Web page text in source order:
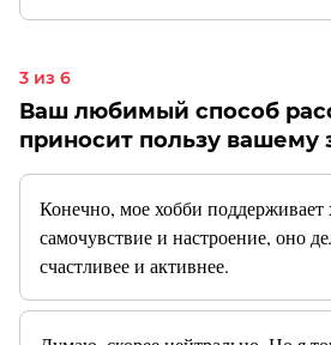
3 из 6
Ваш любимый способ
приносит пользу вашему
Конечно, мое хобби поддерживает
самочувствие и настроение, оно
счастливее и активнее.